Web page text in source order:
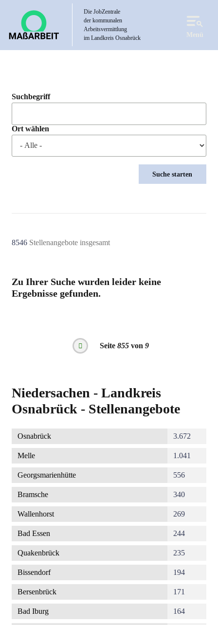
Die JobZentrale
der kommunalen
Arbeitsvermittlung
im Landkreis Osnabrück
Menü
Suchbegriff
Ort wählen
8546 Stellenangebote insgesamt
Zu Ihrer Suche wurden leider keine
Ergebnisse gefunden.
Seitennummerierung
Vorherige
Seite
Seite 855 von 9
Niedersachen - Landkreis
Osnabrück - Stellenangebote
Osnabrück 3.672
Melle 1.041
Georgsmarienhütte 556
Bramsche 340
Wallenhorst 269
Bad Essen 244
Quakenbrück 235
Bissendorf 194
Bersenbrück 171
Bad Iburg 164